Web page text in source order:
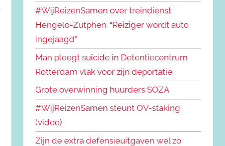
#WijReizenSamen over treindienst
Hengelo-Zutphen: “Reiziger wordt auto
ingejaagd”
Man pleegt suïcide in Detentiecentrum
Rotterdam vlak voor zijn deportatie
Grote overwinning huurders SOZA
#WijReizenSamen steunt OV-staking
(video)
Zijn de extra defensieuitgaven wel zo